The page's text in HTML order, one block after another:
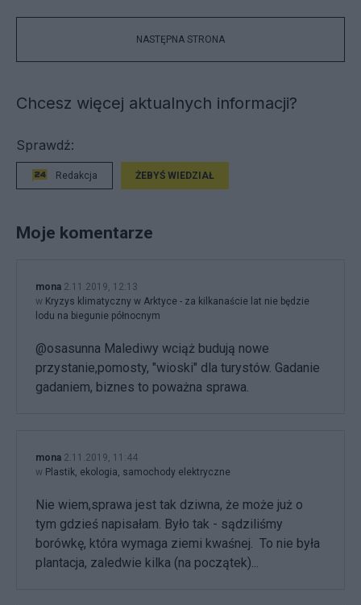
NASTĘPNA STRONA
Chcesz więcej aktualnych informacji?
Sprawdź:
Redakcja ŻEBYŚ WIEDZIAŁ
Moje komentarze
mona 2.11.2019, 12:13
w Kryzys klimatyczny w Arktyce - za kilkanaście lat nie będzie
lodu na biegunie północnym
@osasunna Malediwy wciąż budują nowe
przystanie,pomosty, "wioski" dla turystów. Gadanie
gadaniem, biznes to poważna sprawa.
mona 2.11.2019, 11:44
w Plastik, ekologia, samochody elektryczne
Nie wiem,sprawa jest tak dziwna, że może już o
tym gdzieś napisałam. Było tak - sądziliśmy
borówkę, która wymaga ziemi kwaśnej. To nie była
plantacja, zaledwie kilka (na początek)...